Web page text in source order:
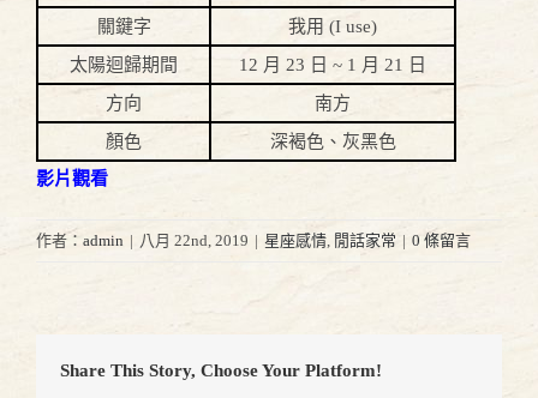
關鍵字
我用 (I use)
太陽迴歸期間
12 月 23 日 ~ 1 月 21 日
方向
南方
顏色
深褐色、灰黑色
影片觀看
作者： admin | 八月 22nd, 2019 | 星座感情 閒話家常 | 0 條留言
Share This Story, Choose Your Platform!